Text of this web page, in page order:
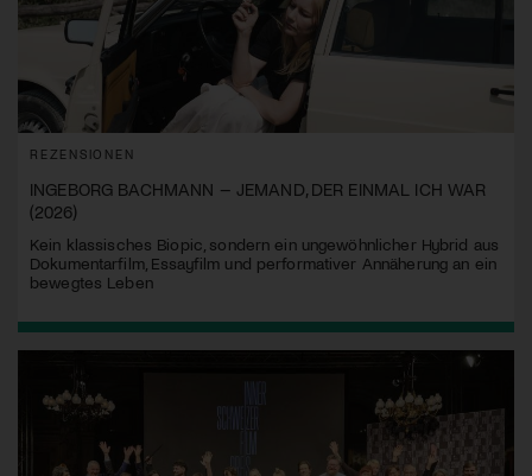
REZENSIONEN
INGEBORG BACHMANN – JEMAND, DER EINMAL ICH WAR
(2026)
Kein klassisches Biopic, sondern ein ungewöhnlicher Hybrid aus
Dokumentarfilm, Essayfilm und performativer Annäherung an ein
bewegtes Leben